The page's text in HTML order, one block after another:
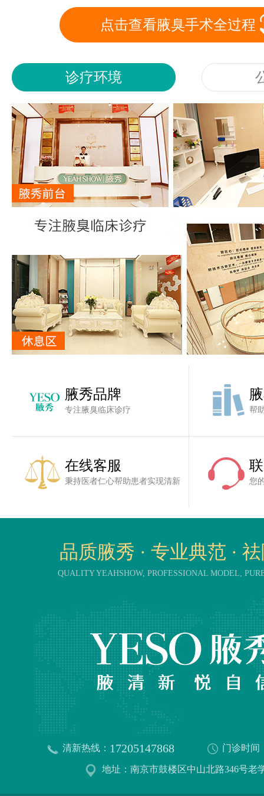
点击查看腋臭手术全过程
诊疗环境
腋秀品牌
专注腋臭临床诊疗 帮
在线客服
秉持医者仁心帮助患者实现清新 您
品质腋秀 · 专业典范 ·
QUALITY YEAHSHOW, PROFESSIONAL MODEL,
清新热线： 17205147868 门诊时间
地址：南京市鼓楼区中山北路346号老